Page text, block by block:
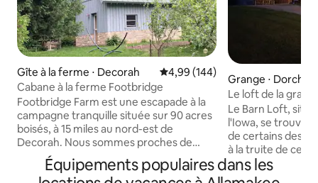
Gîte à la ferme ⋅ Decorah Évaluation moyenne sur la
4,99 (144)
Cabane à la ferme Footbridge
Footbridge Farm est une escapade à la
campagne tranquille située sur 90 acres
boisés, à 15 miles au nord-est de
Decorah. Nous sommes proches de
l'embouchure de Canoe Creek, de la
rivière Upper Iowa et à proximité des
Grange ⋅
Le loft de la
Le Barn Loft,
l'Iowa, se trouve
de certains des
à la truite de
un espace loft
carrés) au-
Équipements populaires dans les